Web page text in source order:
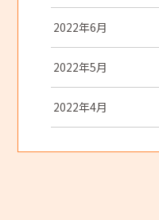
2022年6月
2022年5月
2022年4月